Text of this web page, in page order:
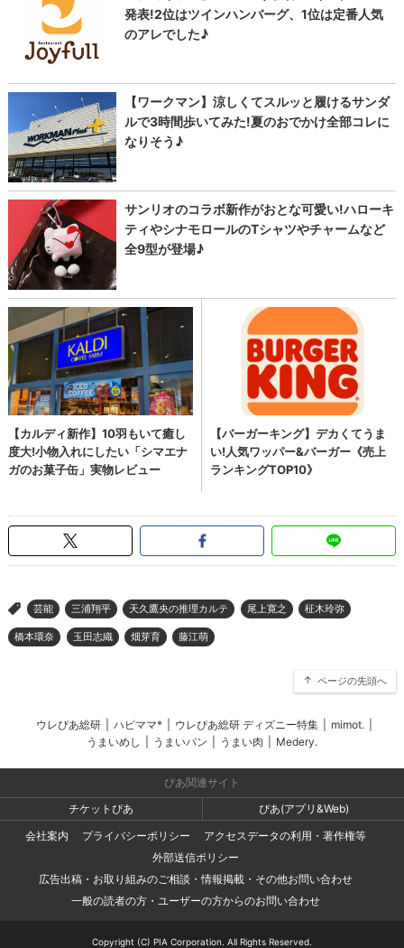
> 芸能 三浦翔平 天久鷹央の推理カルテ 尾上寛之 柾木玲弥
橋本環奈 玉田志織 畑芽育 藤江萌
ページの先頭へ
ウレぴあ総研 ハピママ* ウレぴあ総研 ディズニー特集 mimot.
うまいめし
うまいパン うまい肉 Medery.
ぴあ関連サイト
チケットぴあ
ぴあ(アプリ&Web)
会社案内
プライバシーポリシー
アクセスデータの利用・著作権等
外部送信ポリシー
広告出稿・お取り組みのご相談・情報掲載・その他お問い合わせ
一般の読者の方・ユーザーの方からのお問い合わせ
Copyright (C) PIA Corporation. All Rights Reserved.